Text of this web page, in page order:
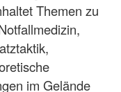
Themen zu
im Gelände